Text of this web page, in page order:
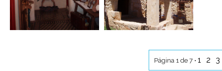
Página 1 de 7 • 1 2 3